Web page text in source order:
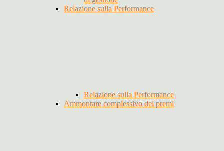
Relazione sulla Performance
Relazione sulla Performance
Ammontare complessivo dei premi